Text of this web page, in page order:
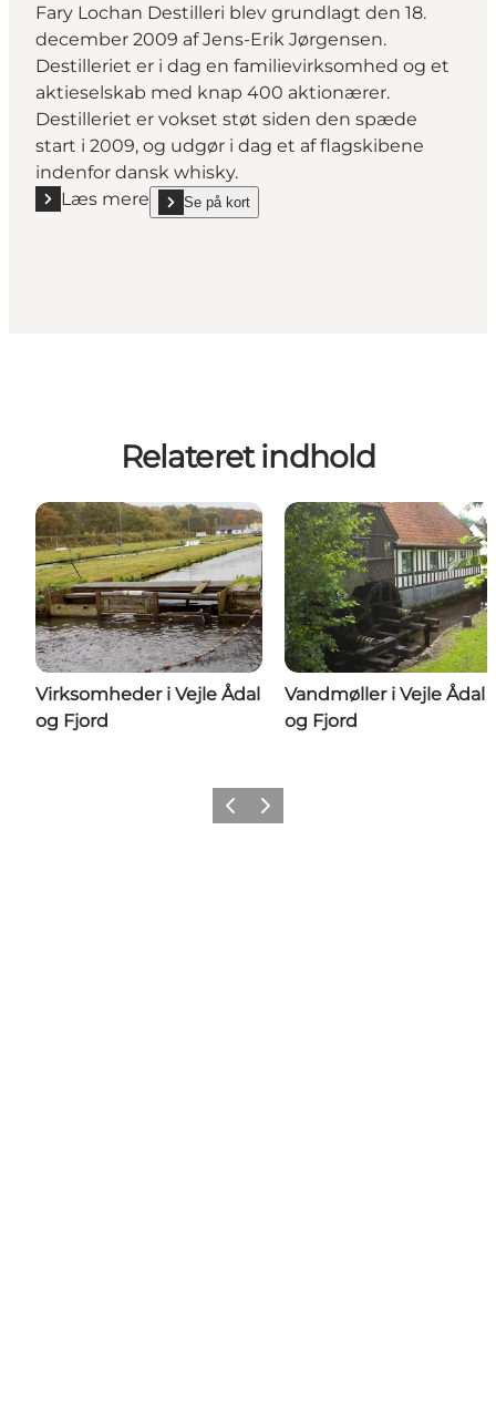
Fary Lochan Destilleri blev grundlagt den 18.
december 2009 af Jens-Erik Jørgensen.
Destilleriet er i dag en familievirksomhed og et
aktieselskab med knap 400 aktionærer.
Destilleriet er vokset støt siden den spæde
start i 2009, og udgør i dag et af flagskibene
indenfor dansk whisky.
Læs mere
Læs mere "Fary Lochan Destilleri"
Se på kort
show Fary Lochan Destilleri on_map
Relateret indhold
Virksomheder i Vejle Ådal
og Fjord
Vandmøller i Vejle Ådal
og Fjord
ForrigeNæste